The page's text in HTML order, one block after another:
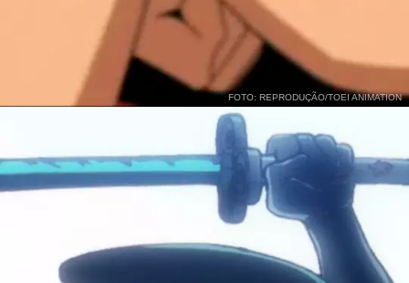
FOTO: REPRODUÇÃO/TOEI ANIMATION